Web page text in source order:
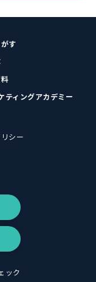
す
ティングアカデミー
シー
ック